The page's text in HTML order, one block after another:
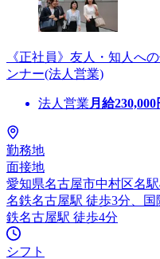
《正社員》友人・知人へ
ンナー(法人営業)
法人営業 月給230,000
勤務地
面接地
愛知県名古屋市中村区名駅
名鉄名古屋駅 徒歩3分、
鉄名古屋駅 徒歩4分
シフト